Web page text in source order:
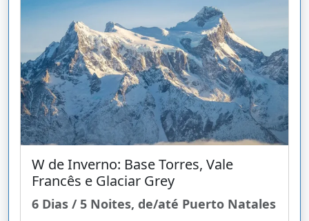
W de Inverno: Base Torres, Vale
Francês e Glaciar Grey
6 Dias / 5 Noites, de/até Puerto Natales